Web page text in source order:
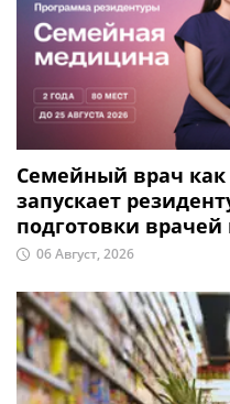
Семейный врач как
запускает
подготовки
06 Август, 2026